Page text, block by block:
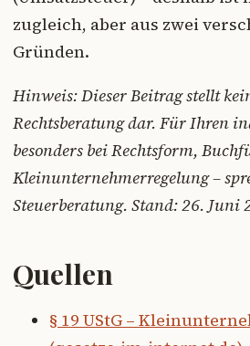
zugleich, aber aus zwei
Gründen.
Hinweis: Dieser Beitrag stellt
Rechtsberatung dar. Für Ihren
besonders bei Rechtsform,
Kleinunternehmerregelung –
Steuerberatung. Stand: 26. Juni
Quellen
§ 19 UStG –